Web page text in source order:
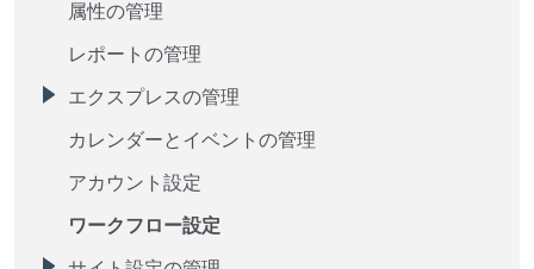
属性の管理
レポートの管理
エクスプレスの管理
カレンダーとイベントの管理
アカウント設定
ワークフロー設定